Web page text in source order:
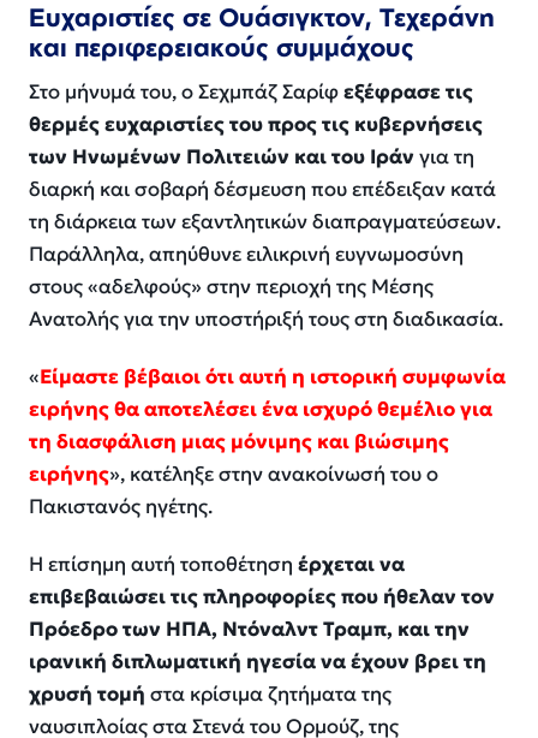
Ευχαριστίες σε Ουάσιγκτον, Τεχεράνη
και περιφερειακούς συμμάχους
Στο μήνυμά του, ο Σεχμπάζ Σαρίφεξέφρασε τις
θερμές ευχαριστίες του προς τις κυβερνήσεις
των Ηνωμένων Πολιτειών και του Ιράνγια τη
διαρκή και σοβαρή δέσμευση που επέδειξαν κατά
τη διάρκεια των εξαντλητικών διαπραγματεύσεων.
Παράλληλα, απηύθυνε ειλικρινή ευγνωμοσύνη
στους «αδελφούς» στην περιοχή της Μέσης
Ανατολής για την υποστήριξή τους στη διαδικασία.
«Είμαστε βέβαιοι ότι αυτή η ιστορική συμφωνία
ειρήνης θα αποτελέσει ένα ισχυρό θεμέλιο για
τη διασφάλιση μιας μόνιμης και βιώσιμης
ειρήνης», κατέληξε στην ανακοίνωσή του ο
Πακιστανός ηγέτης.
Η επίσημη αυτή τοποθέτηση έρχεται να
επιβεβαιώσει τις πληροφορίες που ήθελαν τον
Πρόεδρο των ΗΠΑ, Ντόναλντ Τραμπ, και την
ιρανική διπλωματική ηγεσία να έχουν βρει τη
χρυσή τομή στα κρίσιμα ζητήματα της
ναυσιπλοίας στα Στενά του Ορμούζ, της